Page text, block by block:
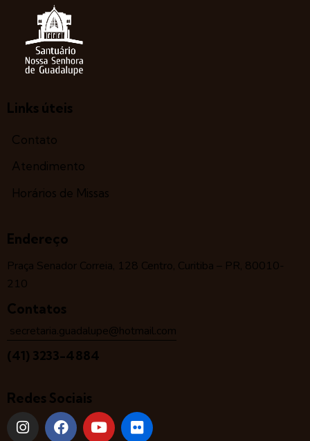
Links úteis
Contato
Atendimento
Horários de Missas
Endereço
Praça Senador Correia, 128 Centro, Curitiba – PR, 80010-
210
Contatos
secretaria.guadalupe@hotmail.com
(41) 3233-4884
Redes Sociais